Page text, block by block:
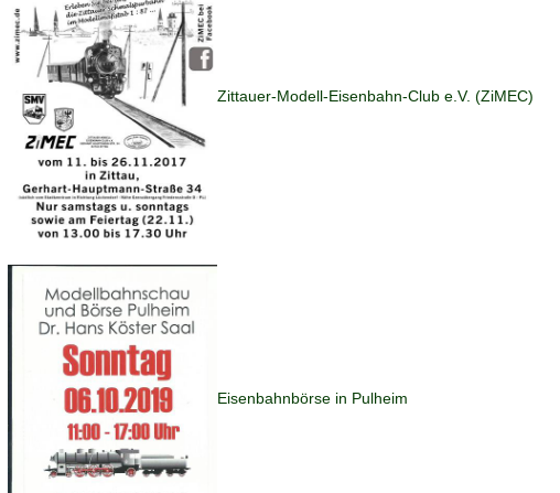
Zittauer-Modell-Eisenbahn-Club e.V. (ZiMEC)
Eisenbahnbörse in Pulheim